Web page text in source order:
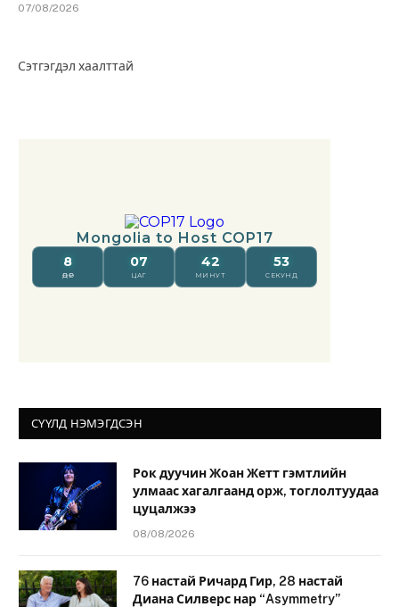
07/08/2026
Сэтгэгдэл хаалттай
СҮҮЛД НЭМЭГДСЭН
Рок дуучин Жоан Жетт гэмтлийн
улмаас хагалгаанд орж, тоглолтуудаа
цуцалжээ
08/08/2026
76 настай Ричард Гир, 28 настай
Диана Силверс нар “Asymmetry”